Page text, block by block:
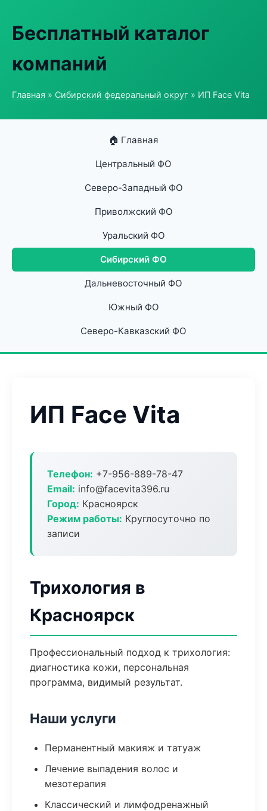
Бесплатный каталог
компаний
Главная » Сибирский федеральный округ » ИП Face Vita
🏠 Главная
Центральный ФО
Северо-Западный ФО
Приволжский ФО
Уральский ФО
Сибирский ФО
Дальневосточный ФО
Южный ФО
Северо-Кавказский ФО
ИП Face Vita
Телефон: +7-956-889-78-47
Email: info@facevita396.ru
Город: Красноярск
Режим работы: Круглосуточно по
записи
Трихология в
Красноярск
Профессиональный подход к трихология:
диагностика кожи, персональная
программа, видимый результат.
Наши услуги
Перманентный макияж и татуаж
Лечение выпадения волос и
мезотерапия
Классический и лимфодренажный